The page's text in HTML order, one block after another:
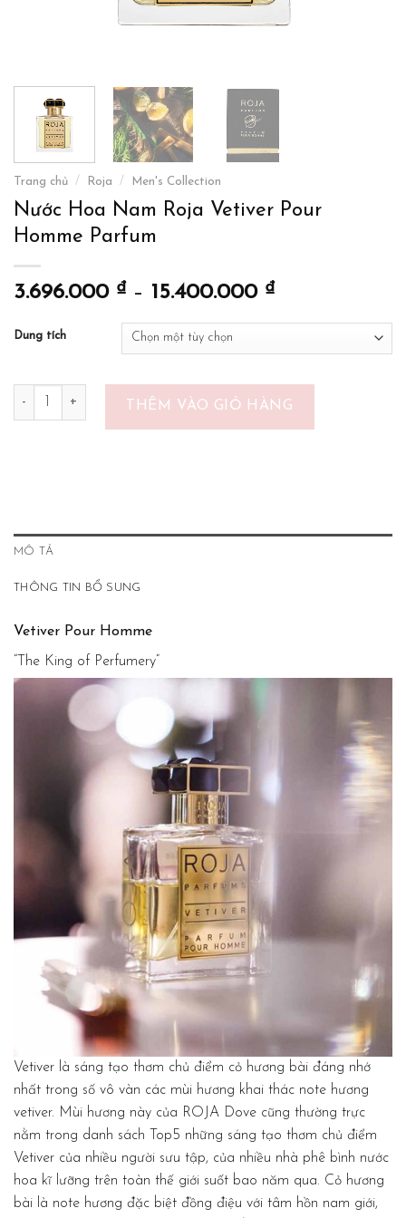
Trang chủ / Roja / Men's Collection
Nước Hoa Nam Roja Vetiver Pour
Homme Parfum
3.696.000 ₫ – 15.400.000 ₫
Dung tích
Nước Hoa Nam Roja Vetiver Pour Homme Parfum số lượng
THÊM VÀO GIỎ HÀNG
MÔ TẢ
THÔNG TIN BỔ SUNG
Vetiver Pour Homme
“The King of Perfumery”
Vetiver là sáng tạo thơm chủ điểm cỏ hương bài đáng nhớ
nhất trong số vô vàn các mùi hương khai thác note hương
vetiver. Mùi hương này của ROJA Dove cũng thường trực
nằm trong danh sách Top5 những sáng tạo thơm chủ điểm
Vetiver của nhiều người sưu tập, của nhiều nhà phê bình nước
hoa kĩ lưỡng trên toàn thế giới suốt bao năm qua. Cỏ hương
bài là note hương đặc biệt đồng điệu với tâm hồn nam giới,